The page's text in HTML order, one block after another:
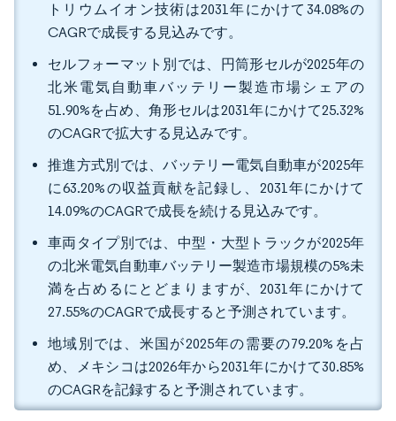
トリウムイオン技術は2031年にかけて34.08%の
CAGRで成長する見込みです。
セルフォーマット別では、円筒形セルが2025年の
北米電気自動車バッテリー製造市場シェアの
51.90%を占め、角形セルは2031年にかけて25.32%
のCAGRで拡大する見込みです。
推進方式別では、バッテリー電気自動車が2025年
に63.20%の収益貢献を記録し、2031年にかけて
14.09%のCAGRで成長を続ける見込みです。
車両タイプ別では、中型・大型トラックが2025年
の北米電気自動車バッテリー製造市場規模の5%未
満を占めるにとどまりますが、2031年にかけて
27.55%のCAGRで成長すると予測されています。
地域別では、米国が2025年の需要の79.20%を占
め、メキシコは2026年から2031年にかけて30.85%
のCAGRを記録すると予測されています。